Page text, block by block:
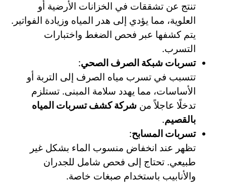
تنتج عن تشققات في الخزانات الأرضية أو
العلوية، مما يؤدي إلى هدر المياه وزيادة الفواتير.
يتم كشفها عبر فحص الضغط واختبارات
التسرب.
تسربات شبكة الصرف الصحي:
تتسبب في تسرب مياه الصرف إلى التربة أو
الأساسات، مما يهدد سلامة المبنى. تستلزم
تدخلًا عاجلاً من شركة كشف تسربات المياه
بالقصيم.
تسربات المسابح:
تظهر عند انخفاض منسوب الماء بشكل غير
طبيعي. تحتاج إلى فحص شامل للجدران
والأنابيب باستخدام صبغات خاصة.